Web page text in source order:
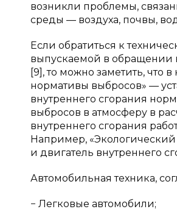
возникли проблемы,
среды — воздуха, почвы,
Если обратиться к
выпускаемой в обращении
[9], то можно заметить, что
нормативы выбросов» —
внутреннего сгорания
выбросов в атмосферу в
внутреннего сгорания
Например,
и двигатель внутреннего
Автомобильная техника,
− Легковые автомобили;